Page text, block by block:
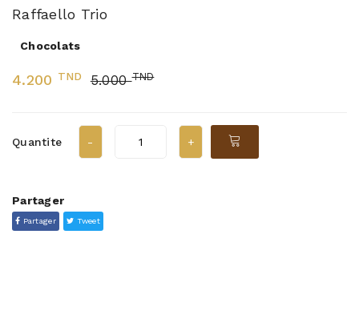
Raffaello Trio
Chocolats
4.200 TND 5.000TND
Quantite
Partager
Partager Tweet